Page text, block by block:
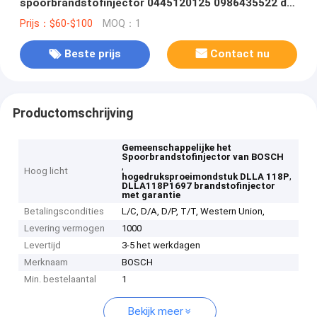
spoorbrandstofinjector 0445120125 0986435522 de
pijp van de hoge druknevel DLLA 118 P 1697
Prijs：$60-$100 MOQ：1
Beste prijs Contact nu
Productomschrijving
Hoog licht
Gemeenschappelijke het
Spoorbrandstofinjector van BOSCH
,
hogedruksproeimondstuk DLLA 118P,
DLLA118P1697 brandstofinjector
met garantie
Betalingscondities
L/C, D/A, D/P, T/T, Western Union,
Levering vermogen
1000
Levertijd
3-5 het werkdagen
Merknaam
BOSCH
Min. bestelaantal
1
Bekijk meer